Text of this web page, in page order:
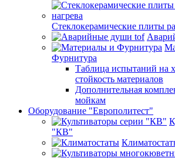
Стеклокерамические плиты
Фурнитура
Таблица испытаний на
стойкость материалов
Дополнительная
мойкам
Оборудование "Европолитест"
"КВ"